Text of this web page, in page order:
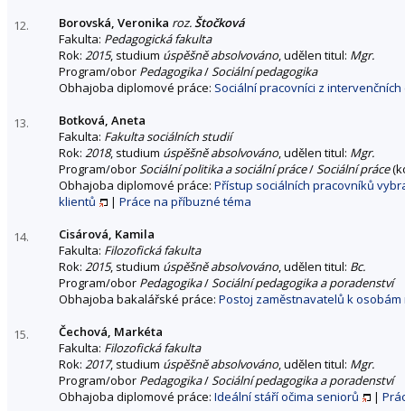
12. Borovská, Veronika roz.Štočková
Fakulta: Pedagogická fakulta
Rok: 2015, studium úspěšně absolvováno, udělen titul: Mgr.
Program/obor Pedagogika/Sociální pedagogika
Obhajoba diplomové práce: Sociální pracovníci z
13.
Botková, Aneta
Fakulta: Fakulta sociálních studií
Rok: 2018, studium úspěšně absolvováno, udělen titul: Mgr.
Program/oborSociální politika a sociální práce/Sociální práce
Obhajoba diplomové práce: Přístup sociálních pracovníků
klientů
| Práce na příbuzné téma
14.
Cisárová, Kamila
Fakulta: Filozofická fakulta
Rok: 2015, studium úspěšně absolvováno, udělen titul: Bc.
Program/obor Pedagogika/Sociální pedagogika a poradenství
Obhajoba bakalářské práce: Postoj zaměstnavatelů k osobám
15.
Čechová, Markéta
Fakulta: Filozofická fakulta
Rok: 2017, studium úspěšně absolvováno, udělen titul: Mgr.
Program/obor Pedagogika/Sociální pedagogika a poradenství
Obhajoba diplomové práce: Ideální stáří očima seniorů |